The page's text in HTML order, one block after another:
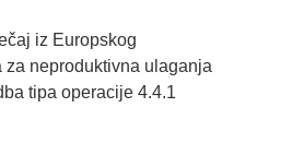
iz Europskog
za neproduktivna ulaganja
tipa operacije 4.4.1